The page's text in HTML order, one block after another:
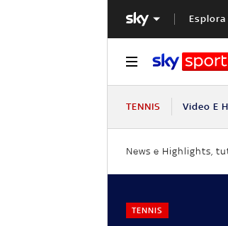
TENNIS Video E
News e Highlights,
TENNIS